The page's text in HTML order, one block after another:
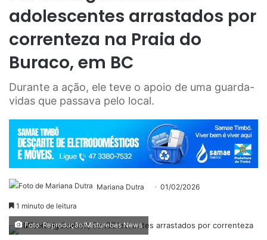
adolescentes arrastados por
correnteza na Praia do
Buraco, em BC
Durante a ação, ele teve o apoio de uma guarda-
vidas que passava pelo local.
Mariana Dutra 01/02/2026
1 minuto de leitura
Foto: Reprodução/Misturebas News